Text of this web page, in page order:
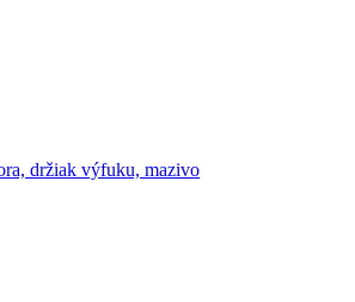
držiak výfuku, mazivo